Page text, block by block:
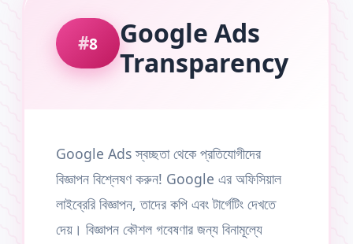
8
Google Ads
Transparency
Google Ads স্বচ্ছতা থেকে প্রতিযোগীদের
বিজ্ঞাপন বিশ্লেষণ করুন! Google এর অফিসিয়াল
লাইব্রেরি বিজ্ঞাপন, তাদের কপি এবং টার্গেটিং দেখতে
দেয়। বিজ্ঞাপন কৌশল গবেষণার জন্য বিনামূল্যে